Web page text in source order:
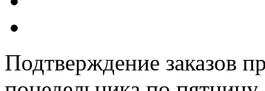
Подтверждение заказов